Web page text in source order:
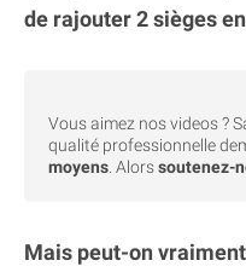
de rajouter 2 sièges
Vous aimez nos videos ?
qualité professionnelle
moyens. Alorssoutenez-
Mais peut-on